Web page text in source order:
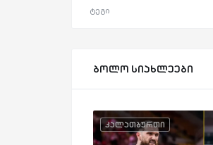
ტეგი
ბოლო სიახლეები
კალათბურთი